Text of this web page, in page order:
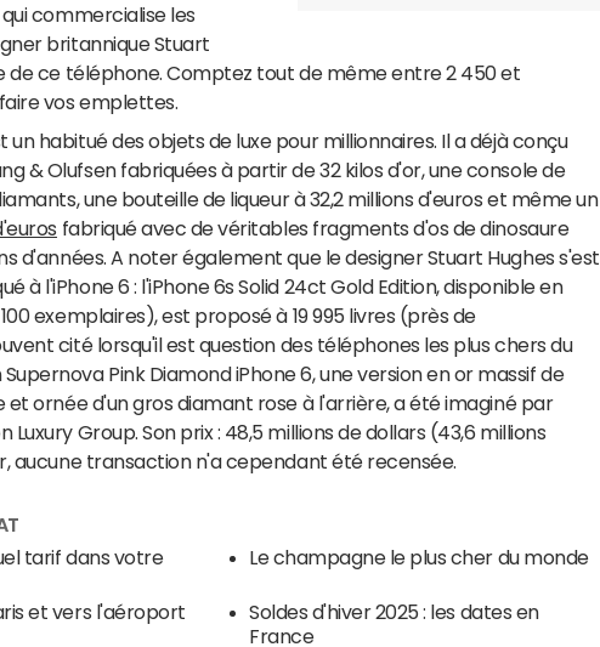
qui commercialise les
britannique Stuart
de ce téléphone. Comptez tout de même entre 2 450 et
vos emplettes.
un habitué des objets de luxe pour millionnaires. Il a déjà conçu
& Olufsen fabriquées à partir de 32 kilos d'or, une console de
une bouteille de liqueur à 32,2 millions d'euros et même un
fabriqué avec de véritables fragments d'os de dinosaure
d'années. A noter également que le designer Stuart Hughes s'est
à l'iPhone 6 : l'iPhone 6s Solid 24ct Gold Edition, disponible en
exemplaires), est proposé à 19 995 livres (près de
cité lorsqu'il est question des téléphones les plus chers du
Pink Diamond iPhone 6, une version en or massif de
et ornée d'un gros diamant rose à l'arrière, a été imaginé par
Luxury Group. Son prix : 48,5 millions de dollars (43,6 millions
aucune transaction n'a cependant été recensée.
tarif dans votre
Le champagne le plus cher du monde
et vers l'aéroport
Soldes d'hiver 2025 : les dates en
France